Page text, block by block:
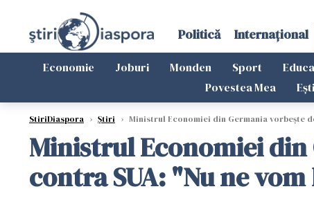
Politică Internațional
Economie Joburi Monden Sport
Povestea Mea
StiriDiaspora › Știri › Ministrul Economiei din Germania vorbește
Ministrul Economiei din
contra SUA: "Nu ne